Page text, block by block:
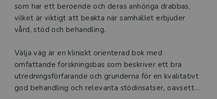
som har ett beroende och deras anhöriga drabbas,
vilket är viktigt att beakta när samhället erbjuder
vård, stöd och behandling.
Välja väg är en kliniskt orienterad bok med
omfattande forskningsbas som beskriver ett bra
utredningsförfarande och grunderna för en kvalitativt
god behandling och relevanta stödinsatser, oavsett